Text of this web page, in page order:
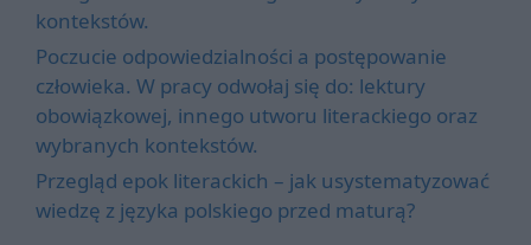
kontekstów.
Poczucie odpowiedzialności a postępowanie
człowieka. W pracy odwołaj się do: lektury
obowiązkowej, innego utworu literackiego oraz
wybranych kontekstów.
Przegląd epok literackich – jak usystematyzować
wiedzę z języka polskiego przed maturą?